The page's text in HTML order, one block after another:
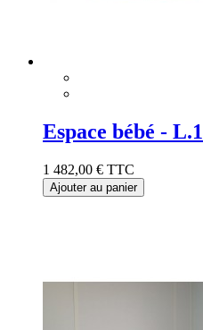
Espace bébé -
1 482,00 € TTC
Ajouter au panier